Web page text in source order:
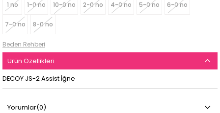
1 no 1-0 no 10-0 no 2-0 no 4-0 no 5-0 no 6-0 no
7-0 no 8-0 no
Beden Rehberi
Ürün Özellikleri
DECOY JS-2 Assist İğne
Yorumlar(0)